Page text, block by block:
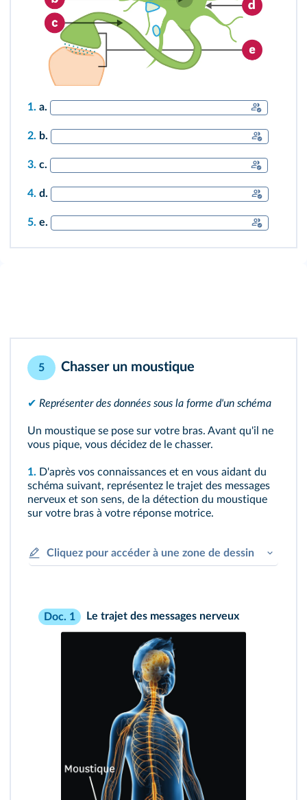
1. a.
2. b.
3. c.
4. d.
5. e.
5 Chasser un moustique
✔ Représenter des données sous la forme d'un schéma
Un moustique se pose sur votre bras. Avant qu'il ne
vous pique, vous décidez de le chasser.
1. D'après vos connaissances et en vous aidant du
schéma suivant, représentez le trajet des messages
nerveux et son sens, de la détection du moustique
sur votre bras à votre réponse motrice.
Cliquez pour accéder à une zone de dessin
Doc. 1 Le trajet des messages nerveux